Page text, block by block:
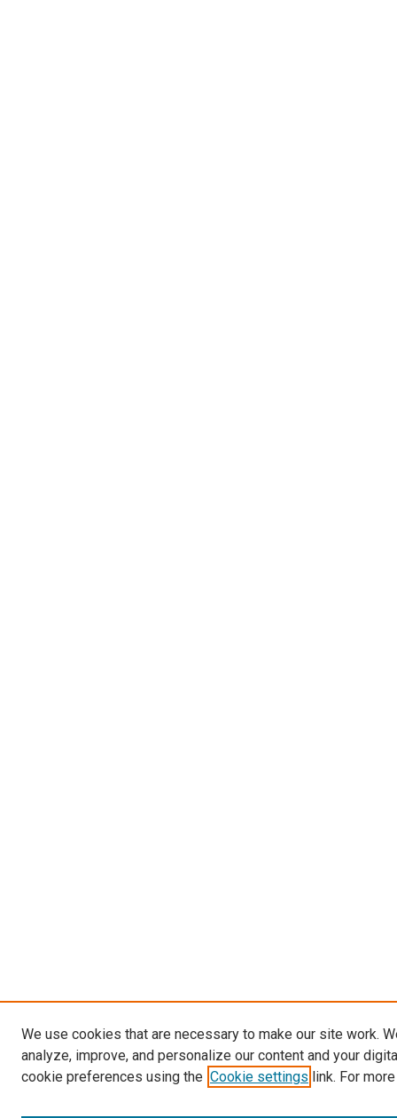
We use cookies that are necessary to make our site work.
analyze, improve, and personalize our content and your
cookie preferences using the Cookie settings link. For